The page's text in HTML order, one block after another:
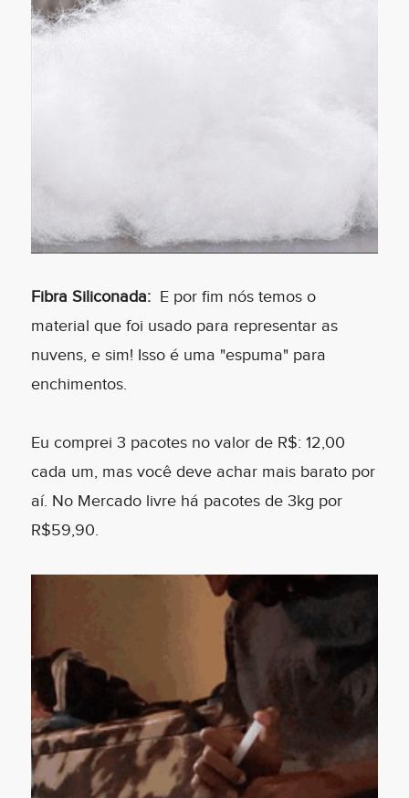
Fibra Siliconada:E por fim nós temos o
material que foi usado para representar as
nuvens, e sim! Isso é uma "espuma" para
enchimentos.
Eu comprei 3 pacotes no valor de R$: 12,00
cada um, mas você deve achar mais barato por
aí. No Mercado livre há pacotes de 3kg por
R$59,90.